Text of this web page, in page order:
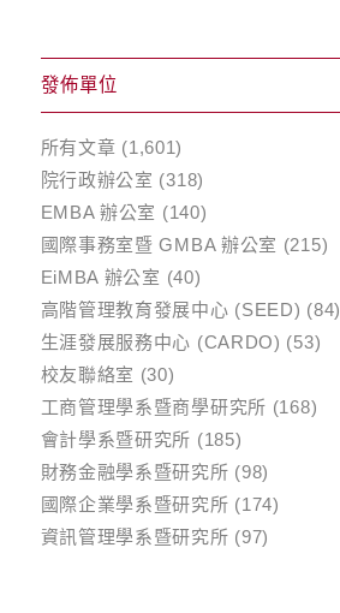
發佈單位
所有文章 (1,601)
院行政辦公室 (318)
EMBA 辦公室 (140)
國際事務室暨 GMBA 辦公室 (215)
EiMBA 辦公室 (40)
高階管理教育發展中心 (SEED) (84)
生涯發展服務中心 (CARDO) (53)
校友聯絡室 (30)
工商管理學系暨商學研究所 (168)
會計學系暨研究所 (185)
財務金融學系暨研究所 (98)
國際企業學系暨研究所 (174)
資訊管理學系暨研究所 (97)